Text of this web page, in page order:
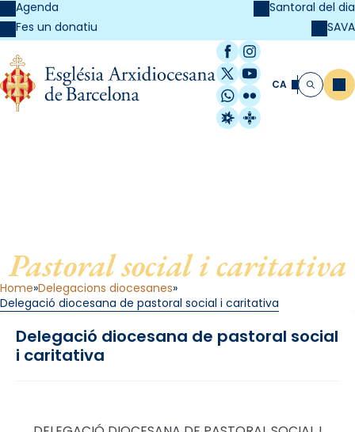
Agenda
Fes un donatiu
Santoral del dia
SAVA
Facebook
Instagram
X / Twitter
YouTube
WhatsApp
Flickr
Radio Estel
Catalunya
CA Cerca
Pastoral social i caritativa
Home Delegacions diocesanes
Delegació diocesana de pastoral social i caritativa
Delegació diocesana de pastoral social
i caritativa